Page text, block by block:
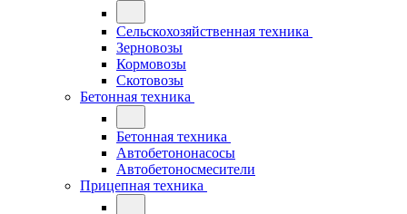
Сельскохозяйственная техника
Зерновозы
Кормовозы
Скотовозы
Бетонная техника
Бетонная техника
Автобетононасосы
Автобетоносмесители
Прицепная техника